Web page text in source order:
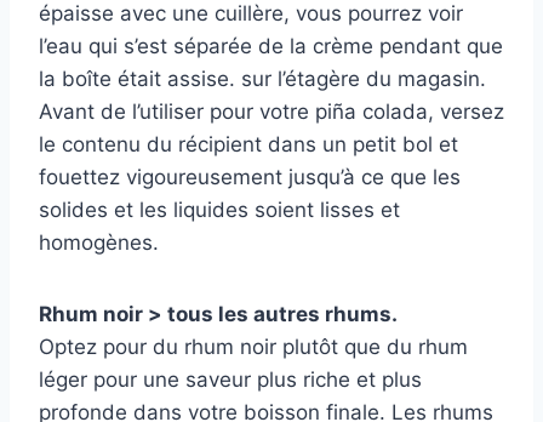
épaisse avec une cuillère, vous pourrez voir
l’eau qui s’est séparée de la crème pendant que
la boîte était assise. sur l’étagère du magasin.
Avant de l’utiliser pour votre piña colada, versez
le contenu du récipient dans un petit bol et
fouettez vigoureusement jusqu’à ce que les
solides et les liquides soient lisses et
homogènes.
Rhum noir > tous les autres rhums.
Optez pour du rhum noir plutôt que du rhum
léger pour une saveur plus riche et plus
profonde dans votre boisson finale. Les rhums